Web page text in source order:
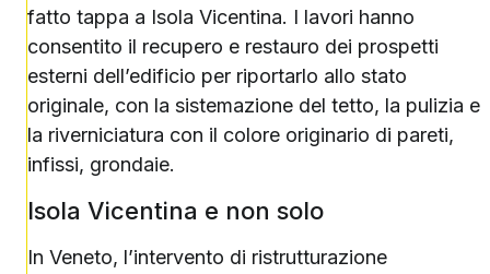
fatto tappa a Isola Vicentina. I lavori hanno
consentito il recupero e restauro dei prospetti
esterni dell’edificio per riportarlo allo stato
originale, con la sistemazione del tetto, la pulizia e
la riverniciatura con il colore originario di pareti,
infissi, grondaie.
Isola Vicentina e non solo
In Veneto, l’intervento di ristrutturazione